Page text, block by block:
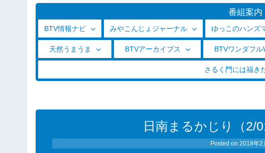
番組案内
BTV情報ナビ みやこんじょジャーナル ゆっこのハンズ
天然うまうま BTVアーカイブス BTVワンダフル
さるく門には福き
日南まるかじり（2/
Posted on 2018年2